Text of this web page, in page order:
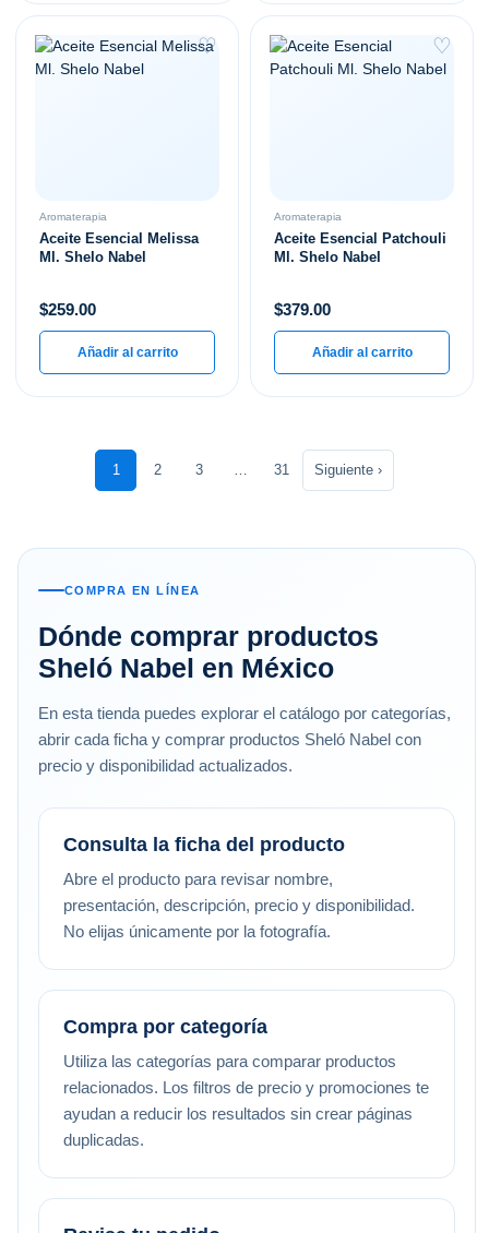
♡
Aromaterapia
Aceite Esencial Melissa
Ml. Shelo Nabel
$259.00
Añadir al carrito
♡
Aromaterapia
Aceite Esencial Patchouli
Ml. Shelo Nabel
$379.00
Añadir al carrito
1 2 3 … 31 Siguiente ›
COMPRA EN LÍNEA
Dónde comprar productos
Sheló Nabel en México
En esta tienda puedes explorar el catálogo por categorías,
abrir cada ficha y comprar productos Sheló Nabel con
precio y disponibilidad actualizados.
Consulta la ficha del producto
Abre el producto para revisar nombre,
presentación, descripción, precio y disponibilidad.
No elijas únicamente por la fotografía.
Compra por categoría
Utiliza las categorías para comparar productos
relacionados. Los filtros de precio y promociones te
ayudan a reducir los resultados sin crear páginas
duplicadas.